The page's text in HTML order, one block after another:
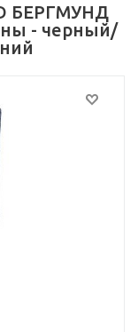
БЕРГМУНД
- черный/